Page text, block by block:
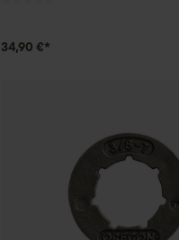
34,90 €*